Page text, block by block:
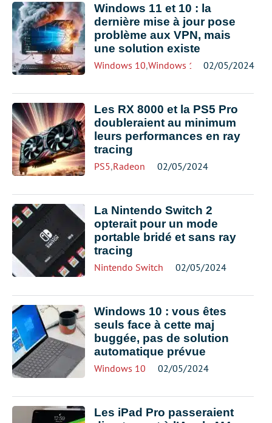
Windows 11 et 10 : la
dernière mise à jour pose
problème aux VPN, mais
une solution existe
Windows 10,Windows 11 02/05/2024
Les RX 8000 et la PS5 Pro
doubleraient au minimum
leurs performances en ray
tracing
PS5,Radeon 02/05/2024
La Nintendo Switch 2
opterait pour un mode
portable bridé et sans ray
tracing
Nintendo Switch 02/05/2024
Windows 10 : vous êtes
seuls face à cette maj
buggée, pas de solution
automatique prévue
Windows 10 02/05/2024
Les iPad Pro passeraient